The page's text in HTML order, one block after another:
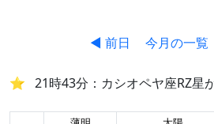
◀ 前日 今月の一覧
21時43分：カシオペヤ座RZ星